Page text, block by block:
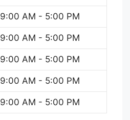
9:00 AM - 5:00 PM
9:00 AM - 5:00 PM
9:00 AM - 5:00 PM
9:00 AM - 5:00 PM
9:00 AM - 5:00 PM